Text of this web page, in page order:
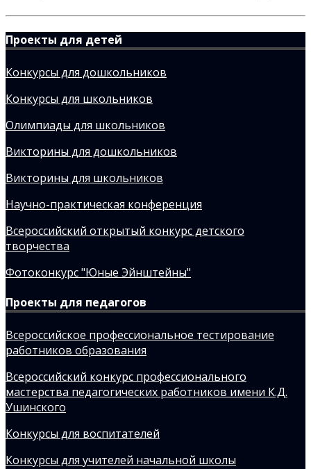
Проекты для детей
Конкурсы для дошкольников
Конкурсы для школьников
Олимпиады для школьников
Викторины для дошкольников
Викторины для школьников
Научно-практическая конференция
Всероссийский открытый конкурс детского
творчества
Фотоконкурс "Юные Эйнштейны"
Проекты для педагогов
Всероссийское профессиональное тестирование
работников образования
Всероссийский конкурс профессионального
мастерства педагогических работников имени К.Д.
Ушинского
Конкурсы для воспитателей
Конкурсы для учителей начальной школы